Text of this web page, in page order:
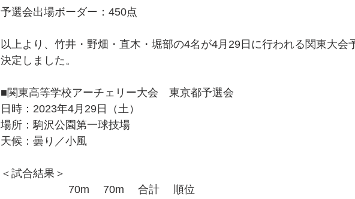
予選会出場ボーダー：450点
以上より、竹井・野畑・直木・堀部の4名が4月29日に行われる関東大会
決定しました。
■関東高等学校アーチェリー大会　東京都予選会
日時：2023年4月29日（土）
場所：駒沢公園第一球技場
天候：曇り／小風
＜試合結果＞
70m　 70m　 合計 　順位